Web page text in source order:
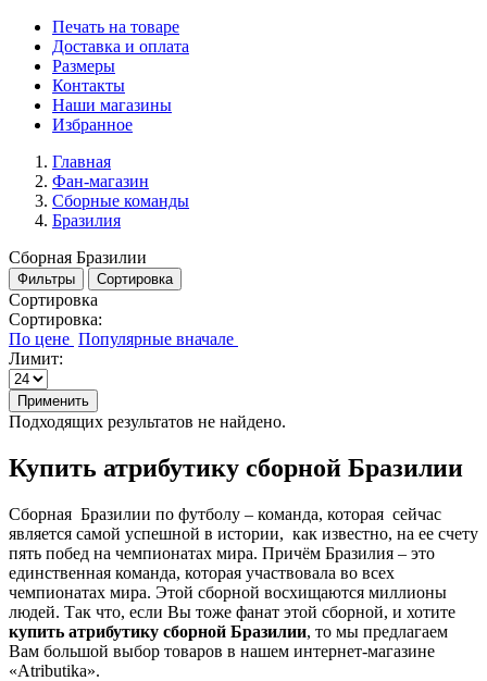
Печать на товаре
Доставка и оплата
Размеры
Контакты
Наши магазины
Избранное
Главная
Фан-магазин
Сборные команды
Бразилия
Сборная Бразилии
Фильтры Сортировка
Сортировка
Сортировка:
Лимит:
Применить
Подходящих результатов не найдено.
Купить атрибутику сборной Бразилии
Сборная Бразилии по футболу – команда, которая сейчас
является самой успешной в истории, как известно, на ее счету
пять побед на чемпионатах мира. Причём Бразилия – это
единственная команда, которая участвовала во всех
чемпионатах мира. Этой сборной восхищаются миллионы
людей. Так что, если Вы тоже фанат этой сборной, и хотите
купить атрибутику сборной Бразилии, то мы предлагаем
Вам большой выбор товаров в нашем интернет-магазине
«Atributika».